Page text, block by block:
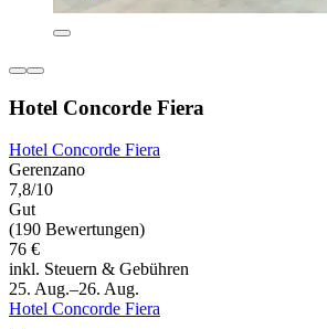
Hotel Concorde Fiera
Hotel Concorde Fiera
Gerenzano
7,8/10
Gut
(190 Bewertungen)
76 €
inkl. Steuern & Gebühren
25. Aug.–26. Aug.
Hotel Concorde Fiera